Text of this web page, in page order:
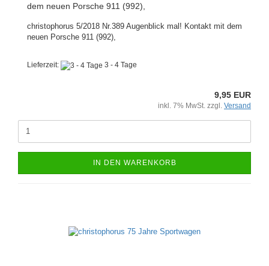
dem neuen Porsche 911 (992),
christophorus 5/2018 Nr.389 Augenblick mal! Kontakt mit dem
neuen Porsche 911 (992),
Lieferzeit: 3 - 4 Tage
9,95 EUR
inkl. 7% MwSt. zzgl. Versand
IN DEN WARENKORB